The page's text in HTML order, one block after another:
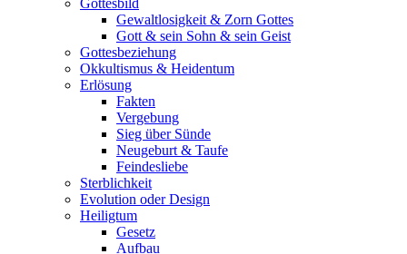
Gottesbild
Gewaltlosigkeit & Zorn Gottes
Gott & sein Sohn & sein Geist
Gottesbeziehung
Okkultismus & Heidentum
Erlösung
Fakten
Vergebung
Sieg über Sünde
Neugeburt & Taufe
Feindesliebe
Sterblichkeit
Evolution oder Design
Heiligtum
Gesetz
Aufbau